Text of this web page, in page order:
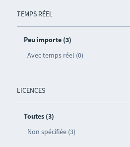
TEMPS RÉEL
Peu importe (3)
Avec temps réel (0)
LICENCES
Toutes (3)
Non spécifiée (3)